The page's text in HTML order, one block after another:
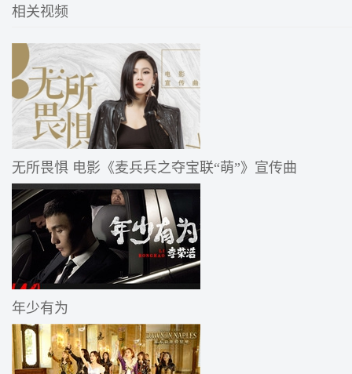
相关视频
无所畏惧 电影《麦兵兵之夺宝联“萌”》宣传曲
年少有为